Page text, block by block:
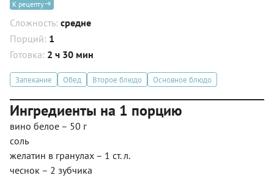
К рецепту
Сложность: средне
Порций: 1
Готовка: 2 ч 30 мин
Запекание Обед Второе блюдо Основное блюдо
Ингредиенты на 1 порцию
вино белое – 50 г
соль
желатин в гранулах – 1 ст. л.
чеснок – 2 зубчика